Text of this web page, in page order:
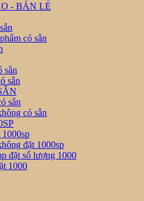
- BÁN LẺ
có sẵn
sẵn
sẵn
sẵn
có sẵn
đặt 1000sp
đặt số lượng 1000
1000